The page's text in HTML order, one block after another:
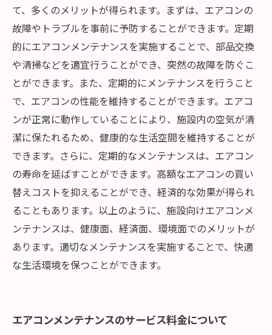
て、多くのメリットが得られます。まずは、エアコンの
故障やトラブルを事前に予防することができます。定期
的にエアコンメンテナンスを実施することで、部品交換
や清掃などを適宜行うことができ、突然の故障を防ぐこ
とができます。また、定期的にメンテナンスを行うこと
で、エアコンの性能を維持することができます。エアコ
ンが正常に動作していることにより、施設内の空気が清
潔に保たれるため、健康的な生活空間を維持することが
できます。さらに、定期的なメンテナンスは、エアコン
の寿命を延ばすことができます。高額なエアコンの買い
替えコストを抑えることができ、経済的な効果が得られ
ることもあります。以上のように、施設向けエアコンメ
ンテナンスは、健康面、経済面、環境面でのメリットが
あります。適切なメンテナンスを実施することで、快適
な生活環境を保つことができます。
エアコンメンテナンスのサービス料金について